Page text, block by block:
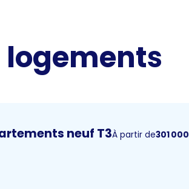
logements
neuf T3À partir de301 000